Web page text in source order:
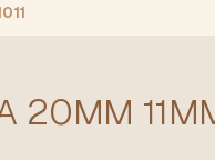
20MM